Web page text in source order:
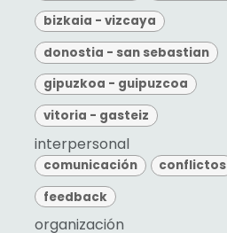
bizkaia - vizcaya
donostia - san sebastian
gipuzkoa - guipuzcoa
vitoria - gasteiz
interpersonal
comunicación
conflictos
feedback
organización